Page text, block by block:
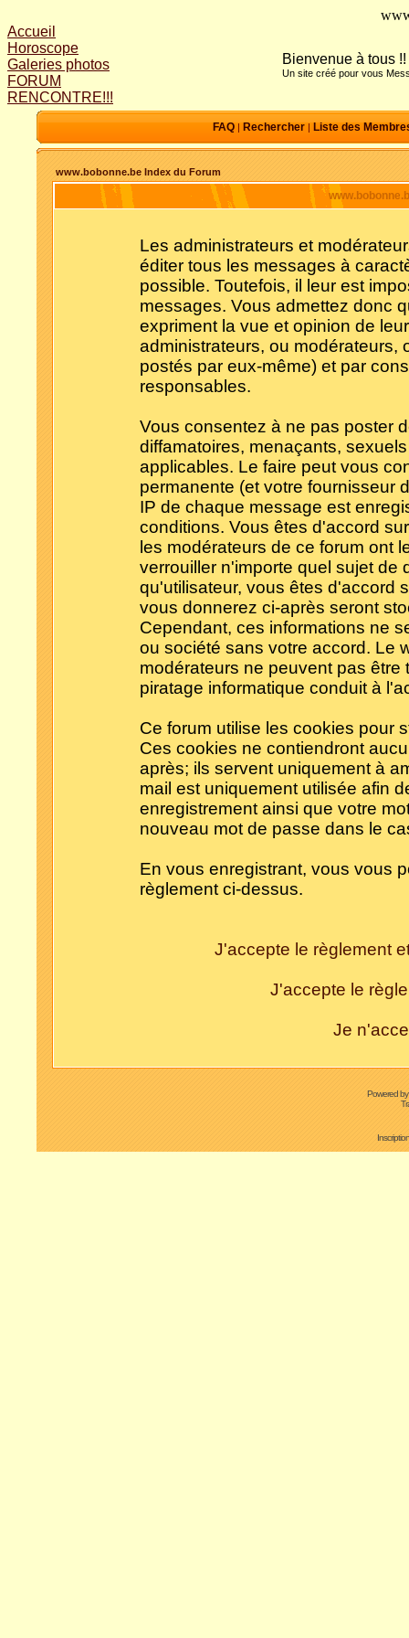
Accueil
Horoscope
Galeries photos
FORUM
RENCONTRE!!!
Bienvenue à tous !!
Un site créé pour vous
FAQ| Rechercher| Liste des
www.bobonne.be Index du Forum
Les administrateurs et
éditer tous les messages à
possible. Toutefois, il leur est
messages. Vous admettez donc
expriment la vue et opinion de
administrateurs, ou modérateurs,
postés par eux-même) et par
responsables.
Vous consentez à ne pas poster
diffamatoires, menaçants,
applicables. Le faire peut vous
permanente (et votre fournisseur
IP de chaque message est
conditions. Vous êtes d'accord
les modérateurs de ce forum ont
verrouiller n'importe quel sujet de
qu'utilisateur, vous êtes d'accord
vous donnerez ci-après seront
Cependant, ces informations ne
ou société sans votre accord. Le
modérateurs ne peuvent pas
piratage informatique conduit à
Ce forum utilise les cookies pour
Ces cookies ne contiendront
après; ils servent uniquement à
mail est uniquement utilisée afin
enregistrement ainsi que votre
nouveau mot de passe dans le
En vous enregistrant, vous vous
règlement ci-dessus.
J'accepte le règlement
J'accepte le
Je
Powered by